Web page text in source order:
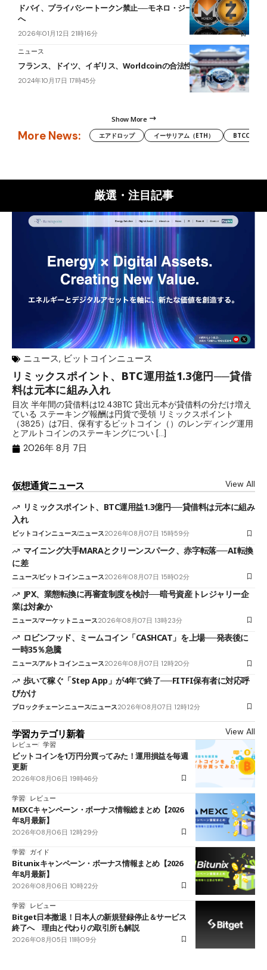
ドバイ、プライバシートークン禁止──モネロ・ジーキャッシュ排除
へ
2026年01月12日 21時16分
ニュース
フランス、ドイツ、イギリス、Worldcoinの合法性を調査へ
2024年10月17日 17時45分
Show More
More News: エアドロップ イーサリアム（ETH） BTCC
厳選・注目記事
ニュース, ビットコインニュース
リミックスポイント、BTC運用益1.3億円──貸借
料は元本に組み入れ
目次 半年間の貸借料は12.43BTC 貸出元本が貸借料の分だけ増え
ている ステーキング報酬は円貨で受領 リミックスポイント
（3825）は7日、保有するビットコイン（）のレンディング運用
とアルトコインのステーキングについ […]
2026年 8月 7日
仮想通貨ニュース View All
リミックスポイント、BTC運用益1.3億円──貸借料は元本に組み
入れ
ビットコインニュースニュース2026年08月07日 15時59分
マイニング大手MARAとクリーンスパーク、赤字転落──AI転換
に差
ニュースビットコインニュース2026年08月07日 15時02分
JPX、業態転換に再審査制度を検討──暗号資産トレジャリー企
業は対象か
ニュースマーケットニュース2026年08月07日 13時23分
ロビンフッド、ミームコイン「CASHCAT」を上場──発表後に
一時35％急騰
ニュースアルトコインニュース2026年08月07日 12時20分
歩いて稼ぐ「Step App」が4年で終了──FITFI保有者に対応呼
びかけ
ブロックチェーンニュースニュース2026年08月07日 12時12分
学習カテゴリ新着 View All
レビュー 学習
ビットコインを1万円分買ってみた！運用損益を毎週
更新
2026年08月06日 19時46分
学習 レビュー
MEXCキャンペーン・ボーナス情報総まとめ【2026
年8月最新】
2026年08月06日 12時29分
学習 ガイド
Bitunixキャンペーン・ボーナス情報まとめ【2026
年8月最新】
2026年08月06日 10時22分
学習 レビュー
Bitget日本撤退！日本人の新規登録停止＆サービス
終了へ 理由と代わりの取引所も解説
2026年08月05日 11時09分